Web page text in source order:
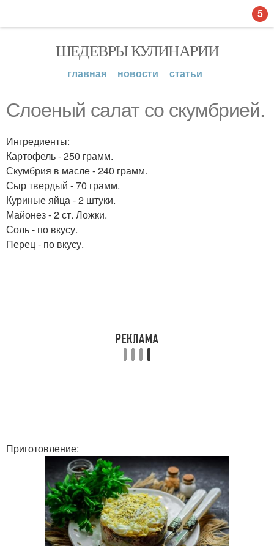
ШЕДЕВРЫ КУЛИНАРИИ
главная новости статьи
Слоеный салат со скумбрией.
Ингредиенты:
Картофель - 250 грамм.
Скумбрия в масле - 240 грамм.
Сыр твердый - 70 грамм.
Куриные яйца - 2 штуки.
Майонез - 2 ст. Ложки.
Соль - по вкусу.
Перец - по вкусу.
Приготовление:
5